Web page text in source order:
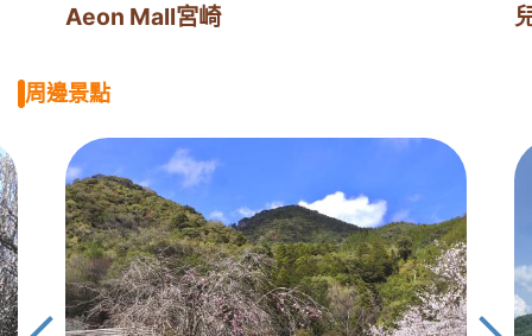
Aeon Mall宮崎
周邊景點